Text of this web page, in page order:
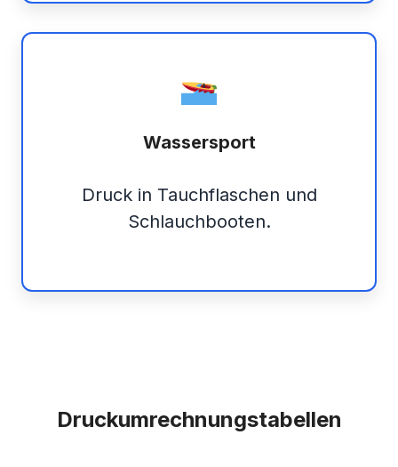
Wassersport
Druck in Tauchflaschen und
Schlauchbooten.
Druckumrechnungstabellen